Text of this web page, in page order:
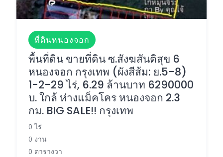
ที่ดินหนองจอก
พื้นที่ดิน ขายที่ดิน ซ.สังฆสันติสุข 6
หนองจอก กรุงเทพ (ผังสีส้ม: ย.5-8)
1-2-29 ไร่, 6.29 ล้านบาท 6290000
บ. ใกล้ ห่างแม็คโคร หนองจอก 2.3
กม. BIG SALE!! กรุงเทพ
0 ไร่
0 งาน
0 ตารางวา